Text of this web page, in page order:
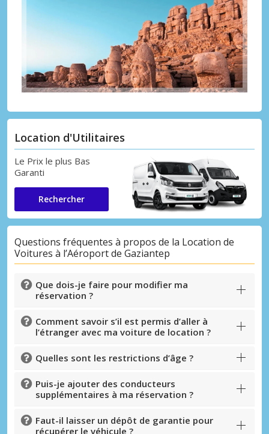
Location d'Utilitaires
Le Prix le plus Bas
Garanti
Rechercher
Questions fréquentes à propos de la Location de
Voitures à l’Aéroport de Gaziantep
Que dois-je faire pour modifier ma
réservation ?
Comment savoir s’il est permis d’aller à
l’étranger avec ma voiture de location ?
Quelles sont les restrictions d’âge ?
Puis-je ajouter des conducteurs
supplémentaires à ma réservation ?
Faut-il laisser un dépôt de garantie pour
récupérer le véhicule ?